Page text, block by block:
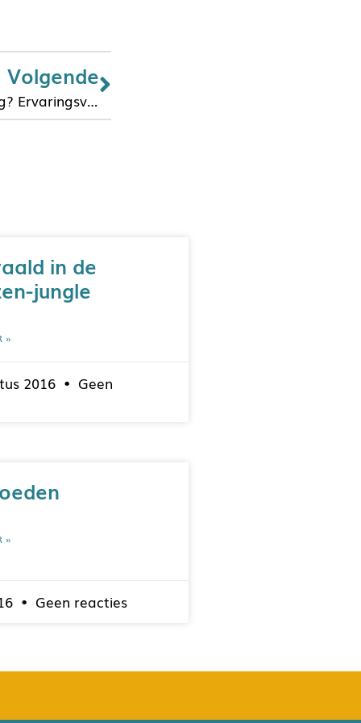
Volgende
Echte melk voor de tweeling? Ervaringsverhaal [3]
in de
jungle
»
2016 Geen
»
Geen reacties